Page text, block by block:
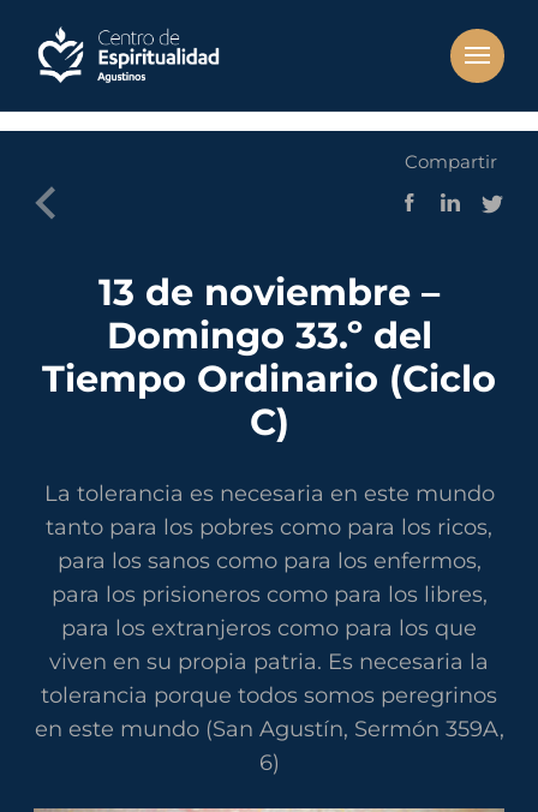
Compartir
13 de noviembre –
Domingo 33.º del
Tiempo Ordinario (Ciclo
C)
La tolerancia es necesaria en este mundo
tanto para los pobres como para los ricos,
para los sanos como para los enfermos,
para los prisioneros como para los libres,
para los extranjeros como para los que
viven en su propia patria. Es necesaria la
tolerancia porque todos somos peregrinos
en este mundo (San Agustín, Sermón 359A,
6)